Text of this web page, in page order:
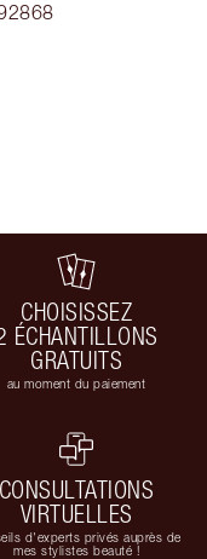
CHOISISSEZ
ÉCHANTILLONS
GRATUITS
au moment du paiement
CONSULTATIONS
VIRTUELLES
d'experts privés auprès de
mes stylistes beauté !